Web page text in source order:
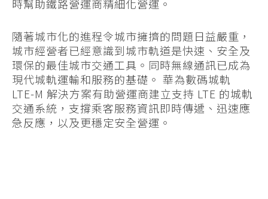
時幫助鐵路營運商精細化營運。
隨著城市化的進程令城市擁擠的問題日益嚴重，
城市經營者已經意識到城市軌道是快速、安全及
環保的最佳城市交通工具。同時無線通訊已成為
現代城軌運輸和服務的基礎。 華為數碼城軌
LTE-M 解決方案有助營運商建立支持 LTE 的城軌
交通系統，支撐乘客服務資訊即時傳遞、迅速應
急反應，以及更穩定安全營運。